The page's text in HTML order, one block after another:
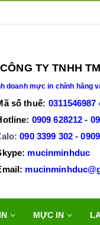
TMDV
mực in chính hãng
:
0909 628212 -
090 3399 302 -
mucinminhduc
MỰC IN